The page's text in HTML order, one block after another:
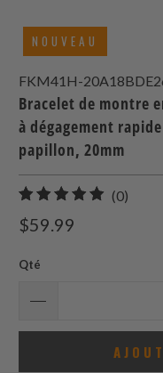
NOUVEAU
FKM41H-
Bracelet de montre
à dégagement
papillon, 20mm
(0)
$59.99
Qté